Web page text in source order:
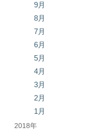
9月
8月
7月
6月
5月
4月
3月
2月
1月
2018年